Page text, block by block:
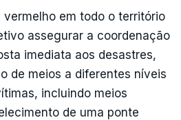
em todo o território
assegurar a coordenação
imediata aos desastres,
de meios a diferentes níveis
incluindo meios
de uma ponte